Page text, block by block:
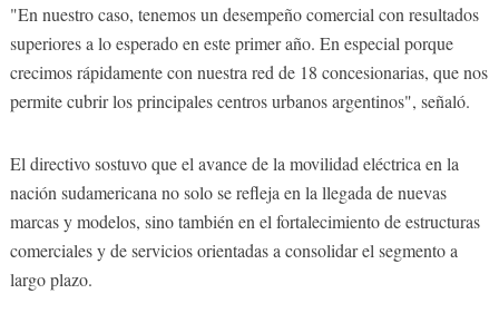
"En nuestro caso, tenemos un desempeño comercial con resultados
superiores a lo esperado en este primer año. En especial porque
crecimos rápidamente con nuestra red de 18 concesionarias, que nos
permite cubrir los principales centros urbanos argentinos", señaló.
El directivo sostuvo que el avance de la movilidad eléctrica en la
nación sudamericana no solo se refleja en la llegada de nuevas
marcas y modelos, sino también en el fortalecimiento de estructuras
comerciales y de servicios orientadas a consolidar el segmento a
largo plazo.